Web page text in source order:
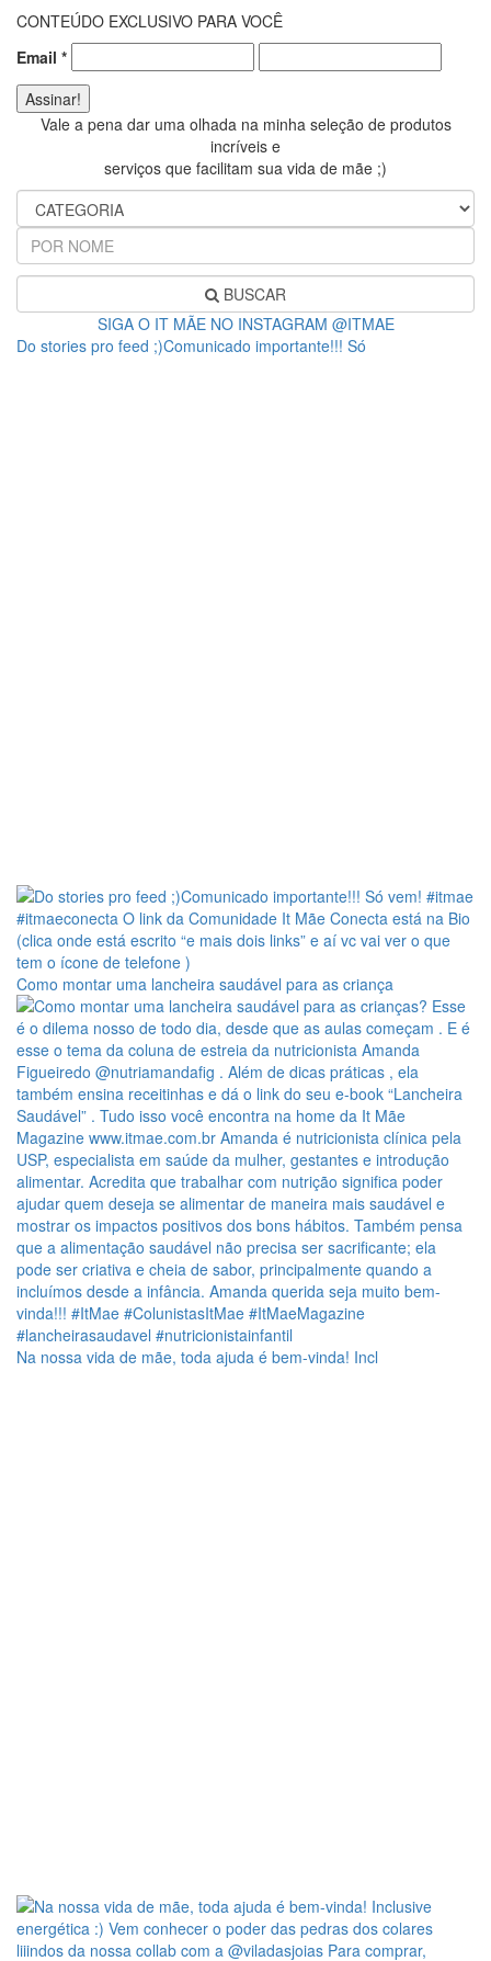
CONTEÚDO EXCLUSIVO PARA VOCÊ
Email *
Vale a pena dar uma olhada na minha seleção de produtos
incríveis e
serviços que facilitam sua vida de mãe ;)
BUSCAR
SIGA O IT MÃE NO INSTAGRAM @ITMAE
Do stories pro feed ;)Comunicado importante!!! Só
Como montar uma lancheira saudável para as criança
Na nossa vida de mãe, toda ajuda é bem-vinda! Incl